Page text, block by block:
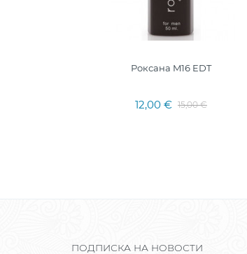
Роксана M16 EDT
12,00 € 15,00 €
ПОДПИСКА НА НОВОСТИ